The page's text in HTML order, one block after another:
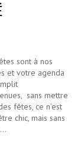
sont à nos
et votre agenda
sans mettre
fêtes, ce n’est
chic, mais sans